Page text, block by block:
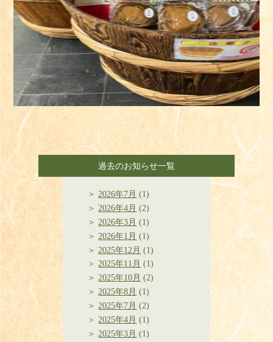
過去のお知らせ一覧
2026年7月 (1)
2026年4月 (2)
2026年3月 (1)
2026年1月 (1)
2025年12月 (1)
2025年11月 (1)
2025年10月 (2)
2025年8月 (1)
2025年7月 (2)
2025年4月 (1)
2025年3月 (1)